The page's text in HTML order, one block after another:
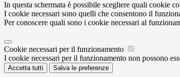
In questa schermata è possibile scegliere quali cookie
I cookie necessari sono quelli che consentono il
Per conoscere quali sono i cookie necessari al
Cookie necessari per il funzionamento
I cookie necessari per il funzionamento non possono
Accetta tutti Salva le preferenze